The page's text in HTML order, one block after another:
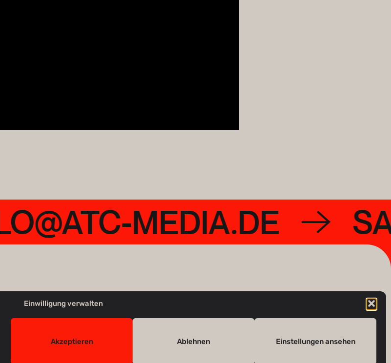
Einwilligung verwalten
Akzeptieren Ablehnen Einstellungen ansehen
MEDIA.DE
© 2026 ATC MEDIA